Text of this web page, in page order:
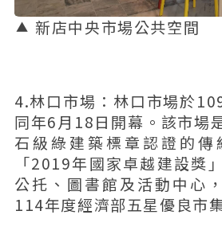
新店中央市場公共空間
4.林口市場：林口市場於
同年6月18日開幕。該市場
石級綠建築標章認證的傳
「2019年國家卓越建設獎
公托、圖書館及活動中心
114年度經濟部五星優良市